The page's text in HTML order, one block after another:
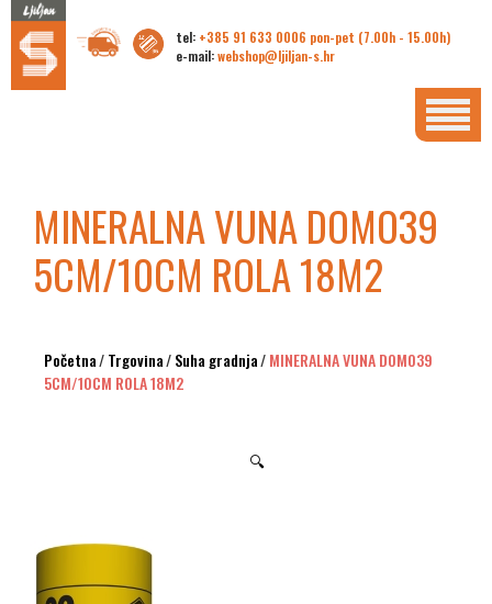
tel: +385 91 633 0006 pon-pet (7.00h - 15.00h)
e-mail:webshop@ljiljan-s.hr
MINERALNA VUNA DOMO39
5CM/10CM ROLA 18M2
Početna/Trgovina/Suha gradnja/MINERALNA VUNA DOMO39
5CM/10CM ROLA 18M2
🔍